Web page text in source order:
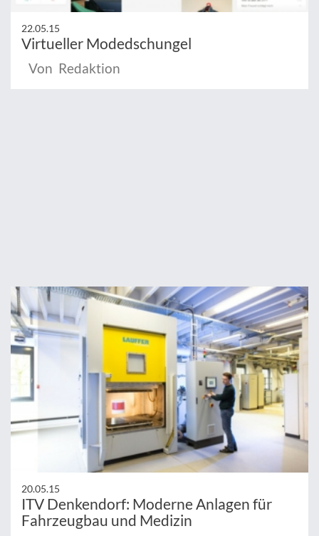
22.05.15
Virtueller Modedschungel
Von Redaktion
20.05.15
ITV Denkendorf: Moderne Anlagen für
Fahrzeugbau und Medizin